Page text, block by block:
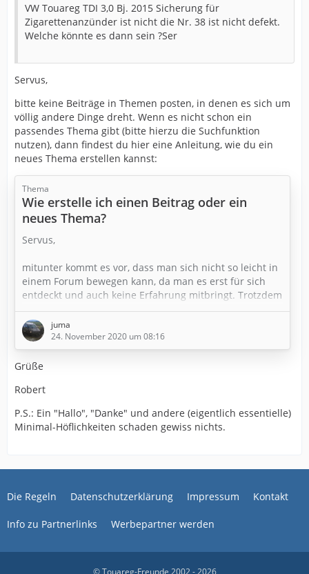
VW Touareg TDI 3,0 Bj. 2015 Sicherung für
Zigarettenanzünder ist nicht die Nr. 38 ist nicht defekt.
Welche könnte es dann sein ?Ser
Servus,
bitte keine Beiträge in Themen posten, in denen es sich um
völlig andere Dinge dreht. Wenn es nicht schon ein
passendes Thema gibt (bitte hierzu die Suchfunktion
nutzen), dann findest du hier eine Anleitung, wie du ein
neues Thema erstellen kannst:
Thema
Wie erstelle ich einen Beitrag oder ein
neues Thema?
Servus,
mitunter kommt es vor, dass man sich nicht so leicht in
einem Forum bewegen kann, da man es erst für sich
entdeckt und auch keine Erfahrung mitbringt. Trotzdem
will man profitieren und am Wissen anderer teilhaben
und hierfür muss man Beiträge verfassen
Aber alles kein Problem.
Beitrag in einem bereits bestehenden Thema (sog.
"Thread") verfassen will oder ob man (natürlich
nachdem man die Suche benutzt hat) ein neues Thema
beginnen will.…
juma
24. November 2020 um 08:16
Grüße
Robert
P.S.: Ein "Hallo", "Danke" und andere (eigentlich essentielle)
Minimal-Höflichkeiten schaden gewiss nichts.
Die Regeln Datenschutzerklärung Impressum Kontakt
Info zu Partnerlinks Werbepartner werden
© Touareg-Freunde 2002 - 2026